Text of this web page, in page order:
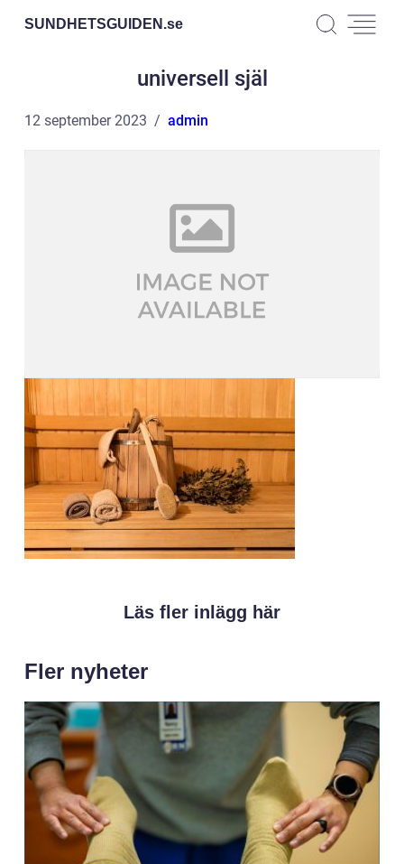
SUNDHETSGUIDEN.se
universell själ
12 september 2023 admin
Läs fler inlägg här
Fler nyheter